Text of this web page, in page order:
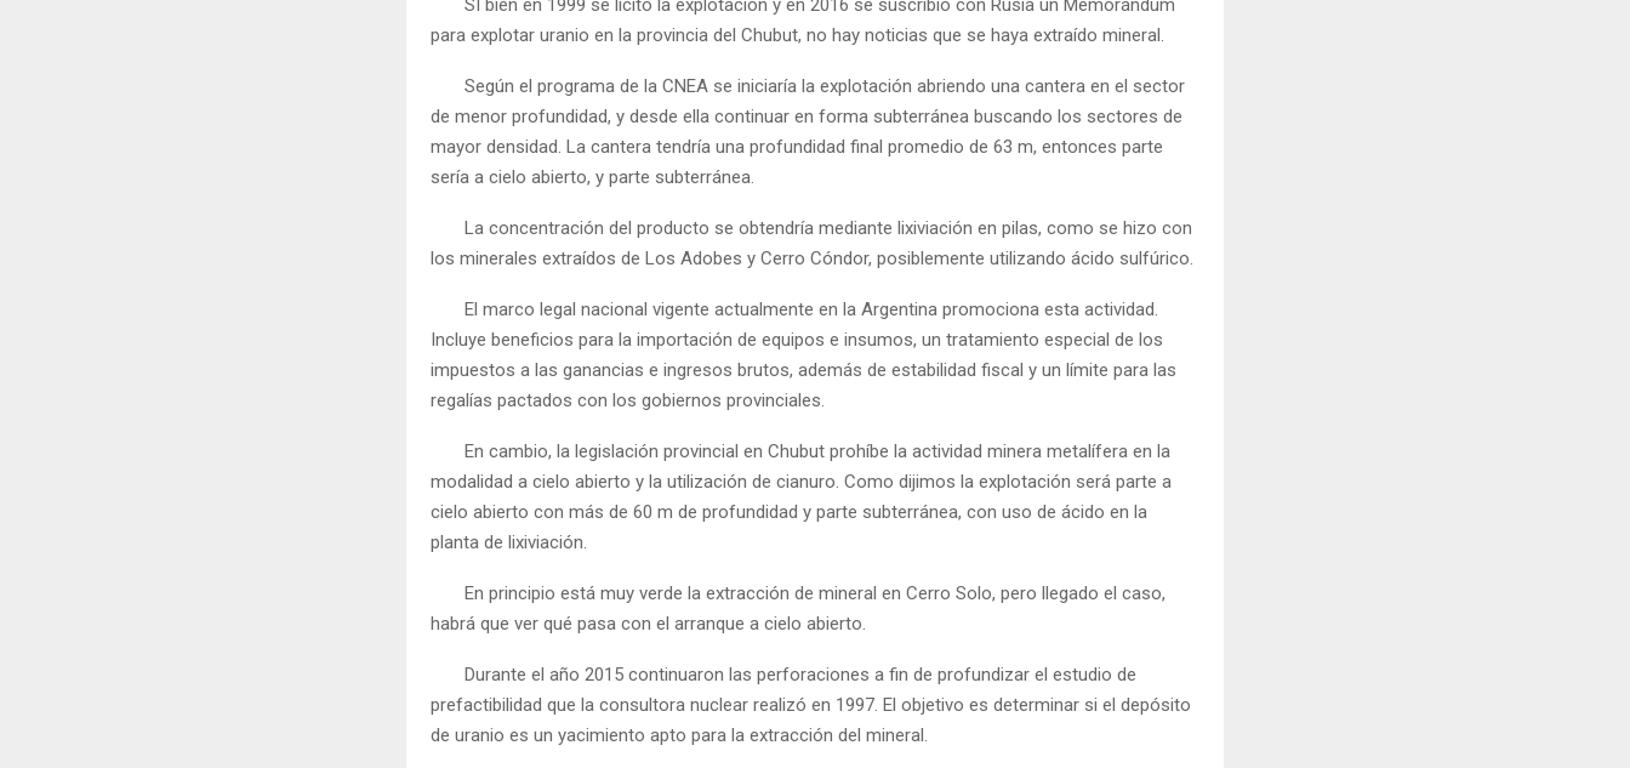
para explotar uranio en la provincia del Chubut, no hay noticias que se haya extraído mineral.
Según el programa de la CNEA se iniciaría la explotación abriendo una cantera en el sector
de menor profundidad, y desde ella continuar en forma subterránea buscando los sectores de
mayor densidad. La cantera tendría una profundidad final promedio de 63 m, entonces parte
sería a cielo abierto, y parte subterránea.
La concentración del producto se obtendría mediante lixiviación en pilas, como se hizo con
los minerales extraídos de Los Adobes y Cerro Cóndor, posiblemente utilizando ácido sulfúrico.
El marco legal nacional vigente actualmente en la Argentina promociona esta actividad.
Incluye beneficios para la importación de equipos e insumos, un tratamiento especial de los
impuestos a las ganancias e ingresos brutos, además de estabilidad fiscal y un límite para las
regalías pactados con los gobiernos provinciales.
En cambio, la legislación provincial en Chubut prohíbe la actividad minera metalífera en la
modalidad a cielo abierto y la utilización de cianuro. Como dijimos la explotación será parte a
cielo abierto con más de 60 m de profundidad y parte subterránea, con uso de ácido en la
planta de lixiviación.
En principio está muy verde la extracción de mineral en Cerro Solo, pero llegado el caso,
habrá que ver qué pasa con el arranque a cielo abierto.
Durante el año 2015 continuaron las perforaciones a fin de profundizar el estudio de
prefactibilidad que la consultora nuclear realizó en 1997. El objetivo es determinar si el depósito
de uranio es un yacimiento apto para la extracción del mineral.